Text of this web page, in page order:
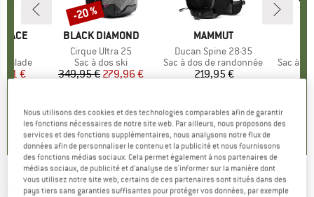
FACE
réduit
€
MARQUE
BLACK DIAMOND
Article
Cirque Ultra 25
Product group
Sac à dos ski
Prix
349,95 € Prix réduit
279,96 €
0,0(0)
Remise
-20 %
MARQUE
MAMMUT
Article
Ducan Spine 28-35
Product group
Sac à dos de randonnée
Prix
219,95 €
0,0(0)
Product
Sac à
MAMMUT - Women's Aenergy ST 32 - Sac à
Nous utilisons des cookies et des technologies comparables afin de garantir
les fonctions nécessaires de notre site web. Par ailleurs, nous proposons des
services et des fonctions supplémentaires, nous analysons notre flux de
données afin de personnaliser le contenu et la publicité et nous fournissons
des fonctions médias sociaux. Cela permet également à nos partenaires de
médias sociaux, de publicité et d'analyse de s'informer sur la manière dont
vous utilisez notre site web; certains de ces partenaires sont situés dans des
pays tiers sans garanties suffisantes pour protéger vos données, par exemple